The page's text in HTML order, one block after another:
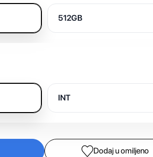
512GB
INT
Dodaj u omiljeno